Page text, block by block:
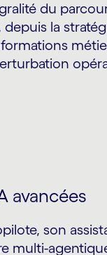
du
la
avancées
son
multi-